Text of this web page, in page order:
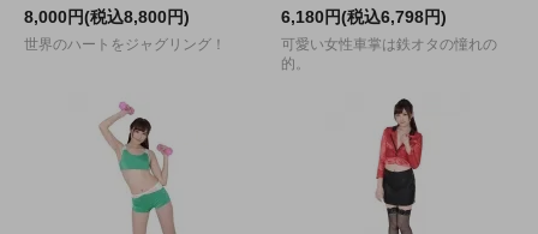
8,000円(税込8,800円)
世界のハートをジャグリング！
6,180円(税込6,798円)
可愛い女性車掌は鉄オタの憧れの
的。